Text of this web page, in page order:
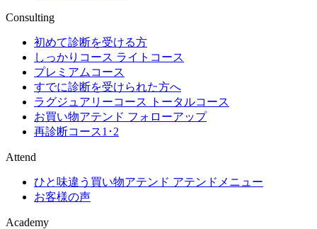
Consulting
初めて診断を受ける方
しっかりコース ライトコース
プレミアムコース
すでに診断を受けられた方へ
ラグジュアリーコース トータルコース
お買い物アテンド フォローアップ
再診断コース1･2
Attend
ひと味違う買い物アテンド アテンドメニュー
お客様の声
Academy